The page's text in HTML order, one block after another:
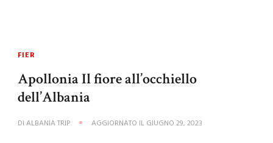
FIER
Apollonia Il fiore all’occhiello
dell’Albania
DI ALBANIA TRIP AGGIORNATO IL GIUGNO 29, 2023